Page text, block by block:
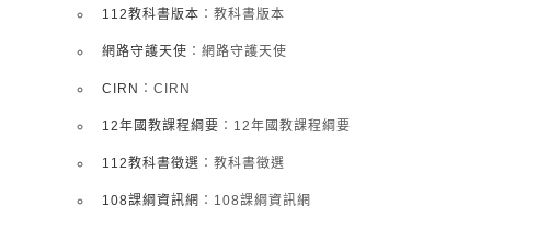
112教科書版本 ：教科書版本
網路守護天使 ：網路守護天使
CIRN ：CIRN
12年國教課程綱要 ：12年國教課程綱要
112教科書徵選 ：教科書徵選
108課綱資訊網 ：108課綱資訊網